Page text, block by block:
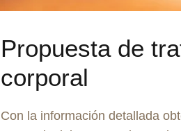
Propuesta de
corporal
Con la información detallada